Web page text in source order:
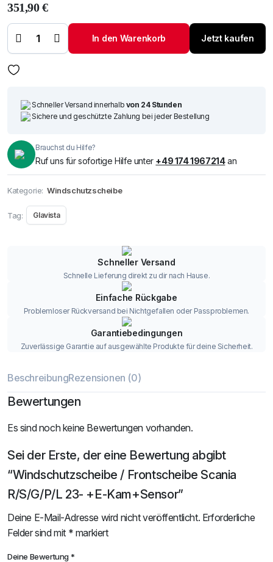
351,90€
Windschutzscheibe
/ Frontscheibe
Scania R/S/G/P/L
23- +E-
Kam+Sensor
In den Warenkorb Jetzt kaufen
Schneller Versand innerhalb von 24 Stunden
Sichere und geschützte Zahlung bei jeder Bestellung
Brauchst du Hilfe?
Ruf uns für sofortige Hilfe unter +49 174 1967214an
Kategorie: Windschutzscheibe
Tag: Glavista
Schneller Versand
Schnelle Lieferung direkt zu dir nach Hause.
Einfache Rückgabe
Problemloser Rückversand bei Nichtgefallen oder Passproblemen.
Garantiebedingungen
Zuverlässige Garantie auf ausgewählte Produkte für deine Sicherheit.
BeschreibungRezensionen (0)
Bewertungen
Es sind noch keine Bewertungen vorhanden.
Sei der Erste, der eine Bewertung abgibt
“Windschutzscheibe / Frontscheibe Scania
R/S/G/P/L 23- +E-Kam+Sensor”
Deine E-Mail-Adresse wird nicht veröffentlicht. Erforderliche
Felder sind mit * markiert
Deine Bewertung*